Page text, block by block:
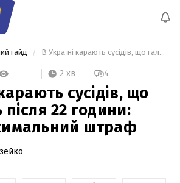
гайд В Україні карають сусідів, що галасують після 22 години: який максимальний штраф
2 хв 4
сусідів, що
22 години:
штраф